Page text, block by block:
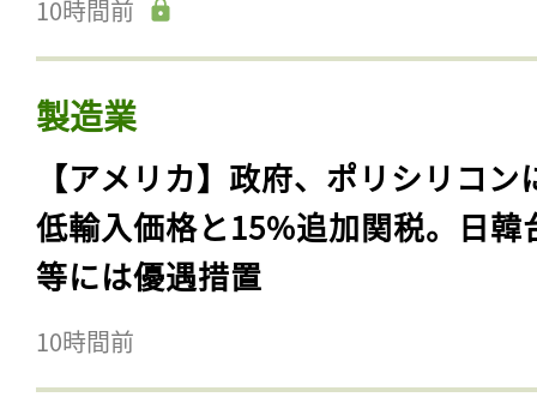
10時間前
製造業
【アメリカ】政府、ポリシリコン
低輸入価格と15%追加関税。日韓
等には優遇措置
10時間前